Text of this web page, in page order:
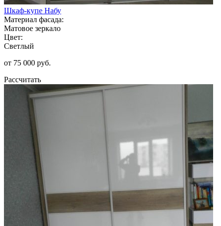
Шкаф-купе Набу
Материал фасада:
Матовое зеркало
Цвет:
Светлый
от 75 000 руб.
Рассчитать